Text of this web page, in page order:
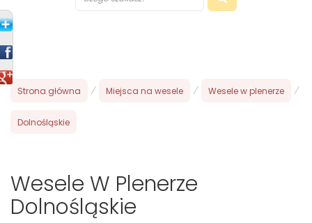
Strona główna / Miejsca na wesele / Wesele w plenerze /
Dolnośląskie
Wesele W Plenerze
Dolnośląskie